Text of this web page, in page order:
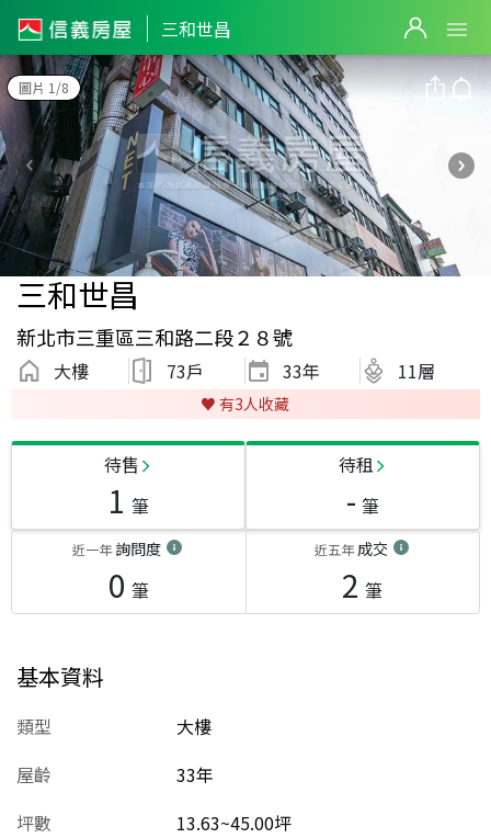
三和世昌
圖片 1/8
三和世昌
新北市三重區三和路二段２８號
大樓 73戶 33年 11層
♥️ 有3人收藏
待售
1 筆
待租
- 筆
近一年詢問度
0 筆
近五年成交
2 筆
基本資料
類型
大樓
屋齡
33年
坪數
13.63~45.00坪